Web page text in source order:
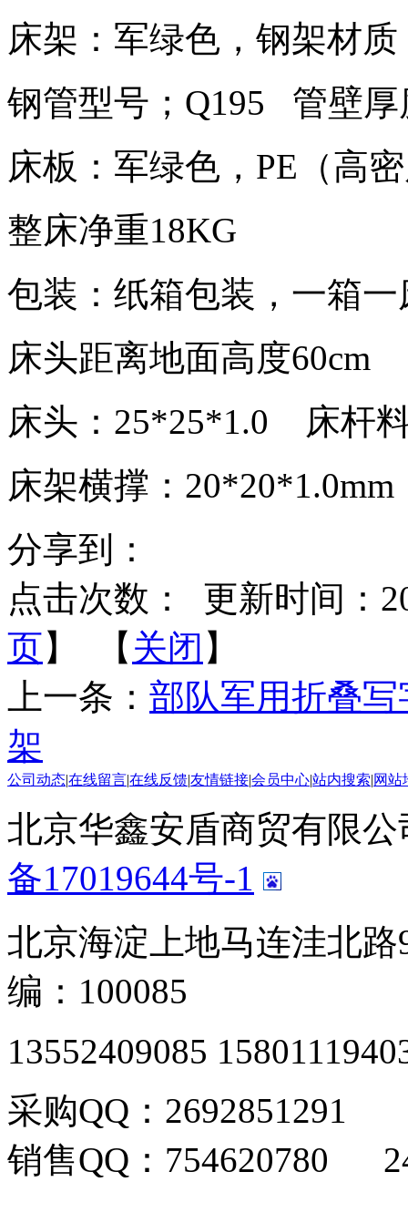
床架：军绿色，钢架材质
钢管型号；Q195 管壁厚
床板：军绿色，PE（高
整床净重18KG
包装：纸箱包装，一箱一
床头距离地面高度60cm
床头：25*25*1.0 床杆
床架横撑：20*20*1.0mm
分享到：
点击次数：
更新时间：
页】 【 关闭 】
上一条： 部队军用折叠写
架
公司动态|在线留言|在线反馈|友情链接|会员中心|站内搜索|网站
北京华鑫安盾商贸有限
备17019644号-1
北京海淀上地马连洼北
编：100085
13552409085
采购QQ：2692851291
销售QQ：754620780